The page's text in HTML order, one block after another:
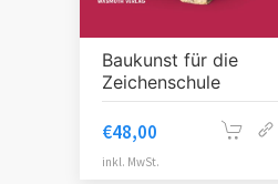
Baukunst für die
Zeichenschule
€48,00
inkl. MwSt.